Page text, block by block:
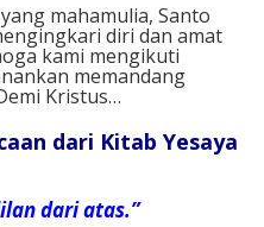
mahamulia, Santo
diri dan amat
kami mengikuti
memandang
Kristus…
dari Kitab Yesaya
dari atas.”